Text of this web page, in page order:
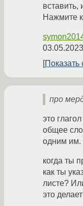
вставить,
Нажмите
Показать
про
это
общее
одним им.
когда ты
как ты
листе?
это